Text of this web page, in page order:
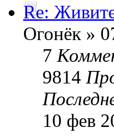
Re:
Огонёк »
7
9814
10 фев